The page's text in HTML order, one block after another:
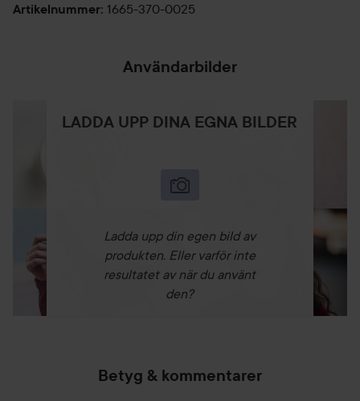
Artikelnummer: 1665-370-0025
Användarbilder
LADDA UPP DINA EGNA BILDER
Ladda upp din egen bild av
produkten. Eller varför inte
resultatet av när du använt
den?
Betyg & kommentarer